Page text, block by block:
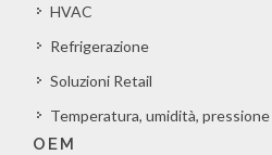
HVAC
Refrigerazione
Soluzioni Retail
Temperatura, umidità, pressione
OEM